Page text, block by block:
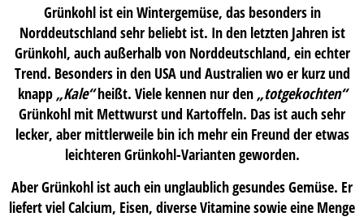
Grünkohl ist ein Wintergemüse, das besonders in
Norddeutschland sehr beliebt ist. In den letzten Jahren ist
Grünkohl, auch außerhalb von Norddeutschland, ein echter
Trend. Besonders in den USA und Australien wo er kurz und
knapp „Kale“heißt. Viele kennen nur den „totgekochten“
Grünkohl mit Mettwurst und Kartoffeln. Das ist auch sehr
lecker, aber mittlerweile bin ich mehr ein Freund der etwas
leichteren Grünkohl-Varianten geworden.
Aber Grünkohl ist auch ein unglaublich gesundes Gemüse. Er
liefert viel Calcium, Eisen, diverse Vitamine sowie eine Menge